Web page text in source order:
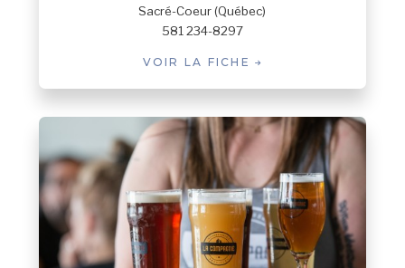
Sacré-Coeur (Québec)
581 234-8297
VOIR LA FICHE